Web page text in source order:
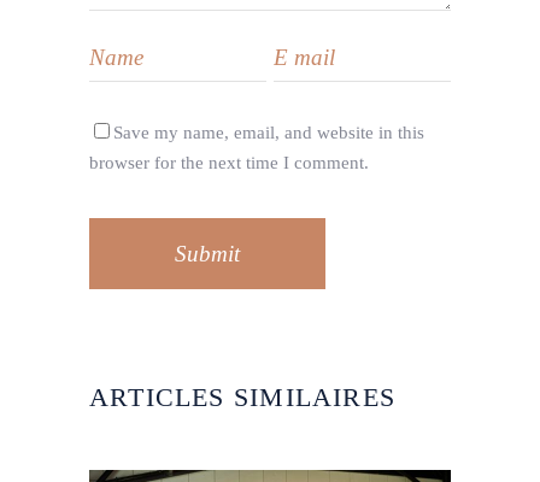
Save my name, email, and website in this
browser for the next time I comment.
Submit
ARTICLES SIMILAIRES